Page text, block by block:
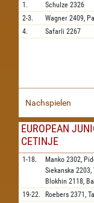
1. Schulze 2326
2-3.
Wagner 2409,
4.
Safarli 2267
Nachspielen
EUROPEAN
CETINJE
1-18. Manko 2302,
Siekanska 2203,
Blokhin 2118,
19-22. Roebers 2371,